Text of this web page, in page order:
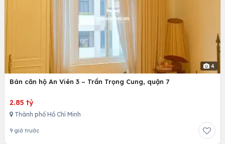
4
Bán căn hộ An Viên 3 – Trần Trọng Cung, quận 7
2.85 tỷ
Thành phố Hồ Chí Minh
9 giờ trước